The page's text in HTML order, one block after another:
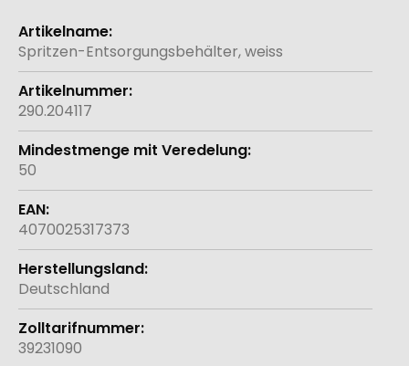
Weitere
Informationen
Spritzen-Entsorgungsbehälter, weiss
290.204117
50
4070025317373
Deutschland
39231090